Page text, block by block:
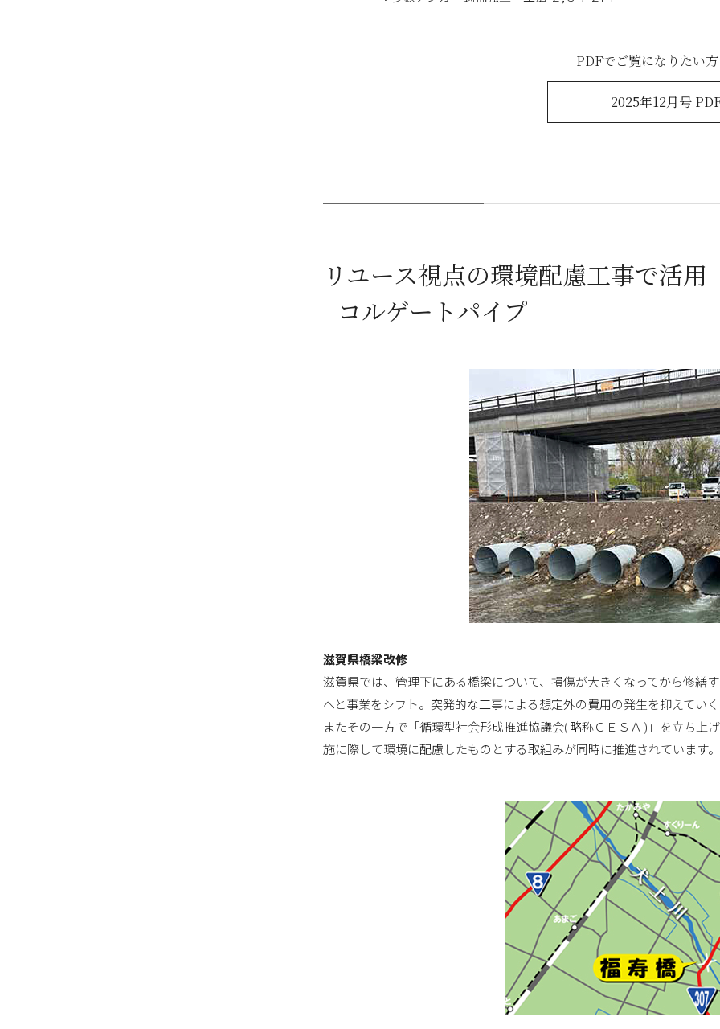
PDFでご覧になりたい
2025年12月号
リユース視点の環境配慮工事で活用
- コルゲートパイプ -
滋賀県橋梁改修
滋賀県では、管理下にある橋梁について、損傷が大きくなってから修繕
へと事業をシフト。突発的な工事による想定外の費用の発生を抑えてい
またその一方で「循環型社会形成推進協議会( 略称ＣＥＳＡ )」を立ち
施に際して環境に配慮したものとする取組みが同時に推進されています。